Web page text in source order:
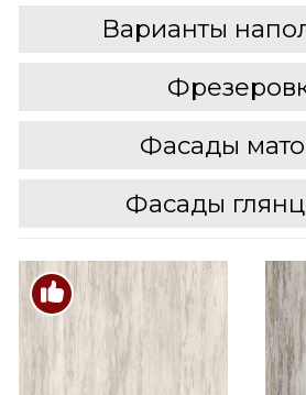
Варианты
Фасады
Фасады